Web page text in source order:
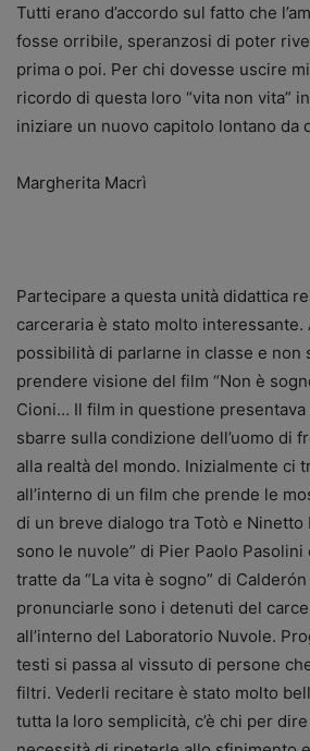
Tutti erano d’accordo sul fatto che
fosse orribile, speranzosi di poter
prima o poi. Per chi dovesse uscire
ricordo di questa loro “vita non vita”
iniziare un nuovo capitolo lontano da
Margherita Macrì
Partecipare a questa unità didattica
carceraria è stato molto interessante.
possibilità di parlarne in classe e non
prendere visione del film “Non è
Cioni… Il film in questione presentava
sbarre sulla condizione dell’uomo di
alla realtà del mondo. Inizialmente ci
all’interno di un film che prende le
di un breve dialogo tra Totò e Ninetto
sono le nuvole” di Pier Paolo
tratte da “La vita è sogno” di
pronunciarle sono i detenuti del
all’interno del Laboratorio Nuvole.
testi si passa al vissuto di persone
filtri. Vederli recitare è stato molto
tutta la loro semplicità, c’è chi per